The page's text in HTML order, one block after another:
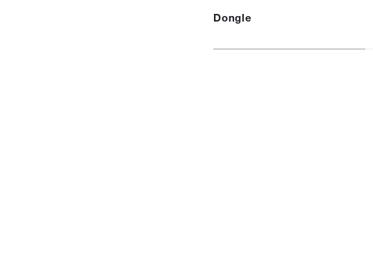
Dongle